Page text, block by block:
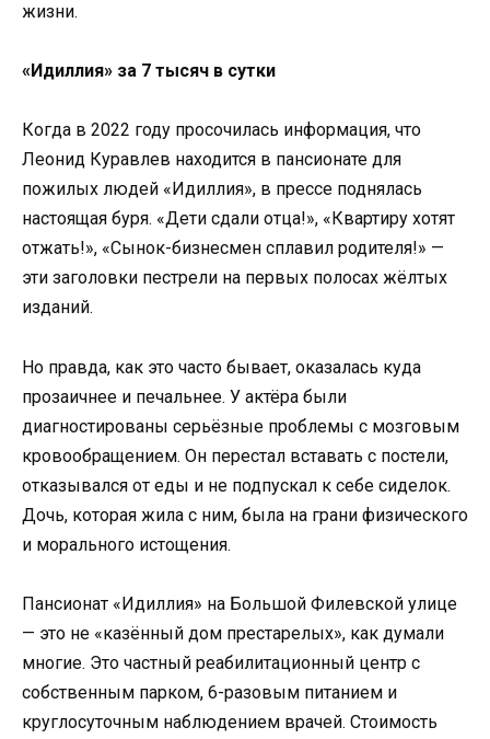
жизни.
«Идиллия» за 7 тысяч в сутки
Когда в 2022 году просочилась информация, что
Леонид Куравлев находится в пансионате для
пожилых людей «Идиллия», в прессе поднялась
настоящая буря. «Дети сдали отца!», «Квартиру хотят
отжать!», «Сынок-бизнесмен сплавил родителя!» —
эти заголовки пестрели на первых полосах жёлтых
изданий.
Но правда, как это часто бывает, оказалась куда
прозаичнее и печальнее. У актёра были
диагностированы серьёзные проблемы с мозговым
кровообращением. Он перестал вставать с постели,
отказывался от еды и не подпускал к себе сиделок.
Дочь, которая жила с ним, была на грани физического
и морального истощения.
Пансионат «Идиллия» на Большой Филевской улице
— это не «казённый дом престарелых», как думали
многие. Это частный реабилитационный центр с
собственным парком, 6-разовым питанием и
круглосуточным наблюдением врачей. Стоимость